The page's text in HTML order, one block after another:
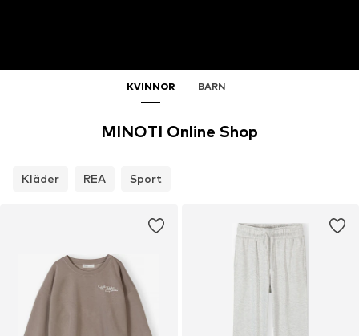
KVINNOR BARN
MINOTI Online Shop
Kläder REA Sport